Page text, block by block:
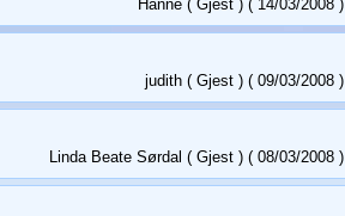
Hanne ( Gjest ) ( 14/03/2008 )
judith ( Gjest ) ( 09/03/2008 )
Linda Beate Sørdal ( Gjest ) ( 08/03/2008 )